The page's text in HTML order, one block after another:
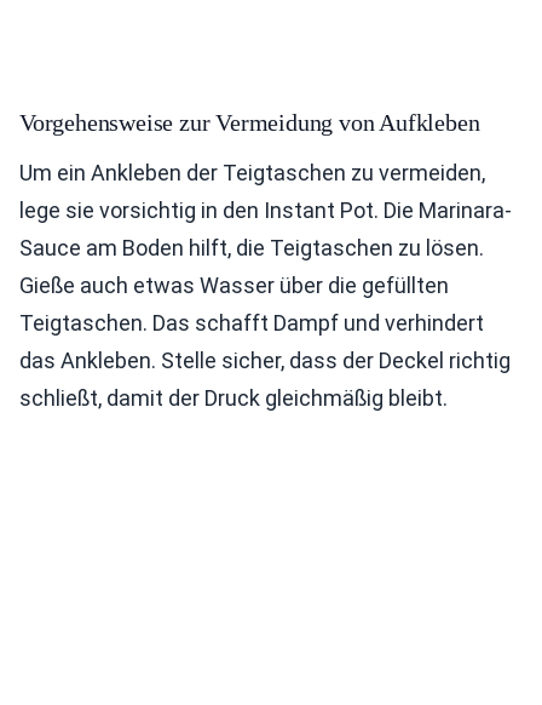
Vorgehensweise zur Vermeidung von Aufkleben
Um ein Ankleben der Teigtaschen zu vermeiden,
lege sie vorsichtig in den Instant Pot. Die Marinara-
Sauce am Boden hilft, die Teigtaschen zu lösen.
Gieße auch etwas Wasser über die gefüllten
Teigtaschen. Das schafft Dampf und verhindert
das Ankleben. Stelle sicher, dass der Deckel richtig
schließt, damit der Druck gleichmäßig bleibt.